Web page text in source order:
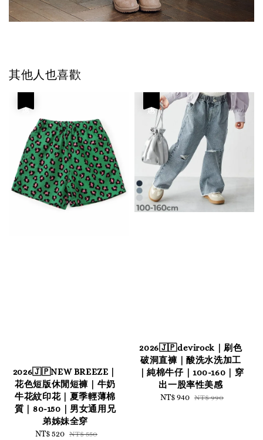
其他人也喜歡
2026🇯🇵NEW BREEZE｜
花色短版休閒短褲｜牛奶
牛花紋印花｜夏季輕薄棉
質｜80-150｜男女通用兄
弟姊妹全穿
Sale
NT$ 520 Regular
NT$ 550
2026🇯🇵devirock｜刷色
破洞直褲｜酸洗水洗加工
｜純棉牛仔｜100-160｜穿
出一股率性美感
Sale
NT$ 940 Regular
NT$ 990